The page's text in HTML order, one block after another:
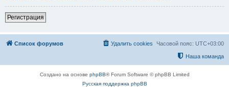
Регистрация
Список форумов Часовой пояс: UTC+03:00
Удалить cookies
Наша команда
Создано на основе phpBB® Forum Software © phpBB Limited
Русская поддержка phpBB